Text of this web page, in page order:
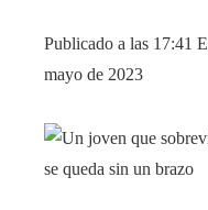
Publicado a las 17:41
mayo de 2023